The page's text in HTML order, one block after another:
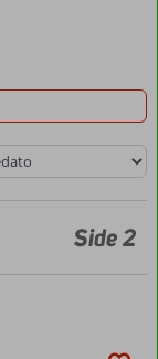
Side 2